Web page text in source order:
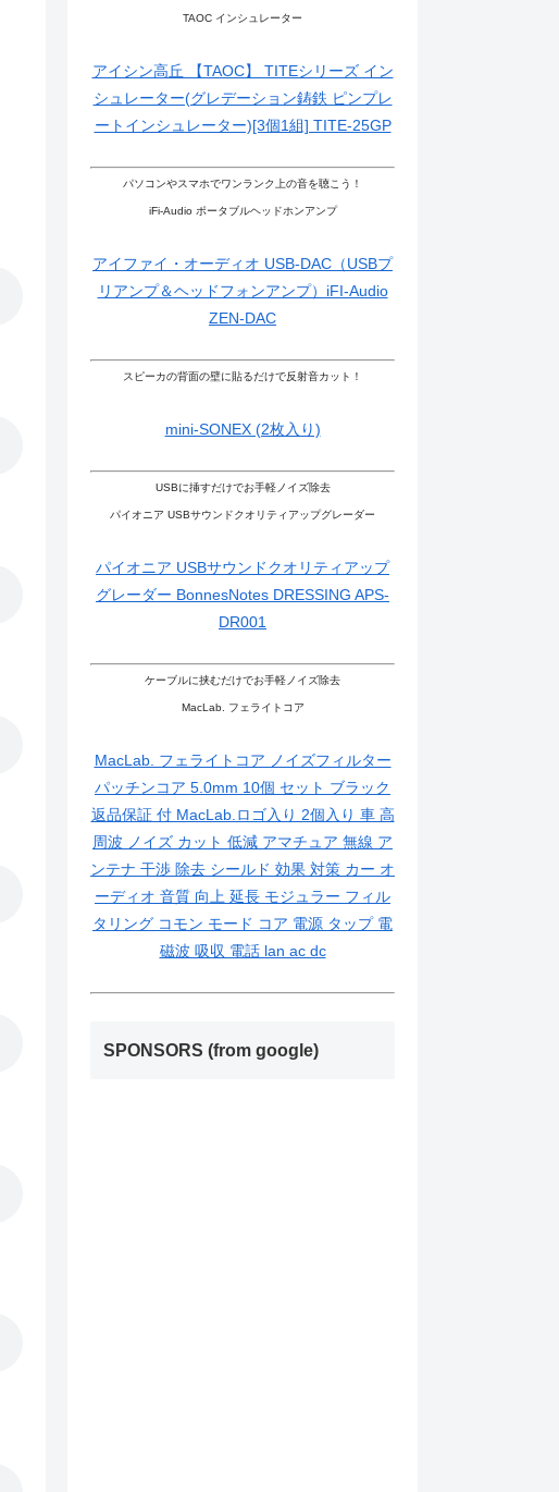
TAOC インシュレーター
アイシン高丘 【TAOC】 TITEシリーズ イン
シュレーター(グレデーション鋳鉄 ピンプレ
ートインシュレーター)[3個1組] TITE-25GP
パソコンやスマホでワンランク上の音を聴こう！
iFi-Audio ポータブルヘッドホンアンプ
アイファイ・オーディオ USB-DAC（USBプ
リアンプ＆ヘッドフォンアンプ）iFI-Audio
ZEN-DAC
スピーカの背面の壁に貼るだけで反射音カット！
mini-SONEX (2枚入り)
USBに挿すだけでお手軽ノイズ除去
パイオニア USBサウンドクオリティアップグレーダー
パイオニア USBサウンドクオリティアップ
グレーダー BonnesNotes DRESSING APS-
DR001
ケーブルに挟むだけでお手軽ノイズ除去
MacLab. フェライトコア
MacLab. フェライトコア ノイズフィルター
パッチンコア 5.0mm 10個 セット ブラック
返品保証 付 MacLab.ロゴ入り 2個入り 車 高
周波 ノイズ カット 低減 アマチュア 無線 ア
ンテナ 干渉 除去 シールド 効果 対策 カー オ
ーディオ 音質 向上 延長 モジュラー フィル
タリング コモン モード コア 電源 タップ 電
磁波 吸収 電話 lan ac dc
SPONSORS (from google)